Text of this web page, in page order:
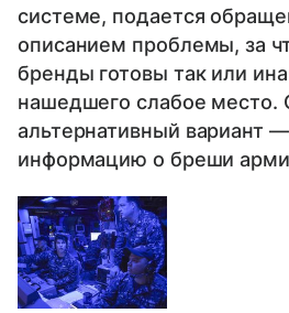
системе, подается
описанием проблемы, за
бренды готовы так или
нашедшего слабое место.
альтернативный вариант
информацию о бреши